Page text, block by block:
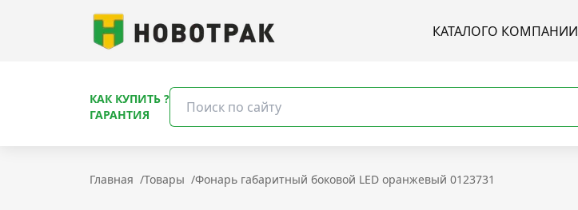
КАТАЛОГО КОМПАНИИ
КАК КУПИТЬ ?
ГАРАНТИЯ
Главная /Товары /Фонарь габаритный боковой LED оранжевый 0123731